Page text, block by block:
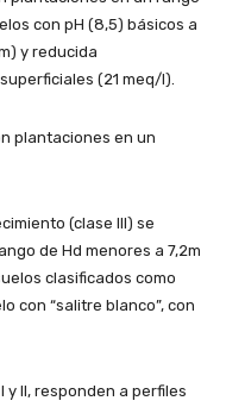
con pH (8,5) básicos a
y reducida
(21 meq/l).
plantaciones en un
(clase III) se
de Hd menores a 7,2m
clasificados como
con “salitre blanco”, con
II, responden a perfiles